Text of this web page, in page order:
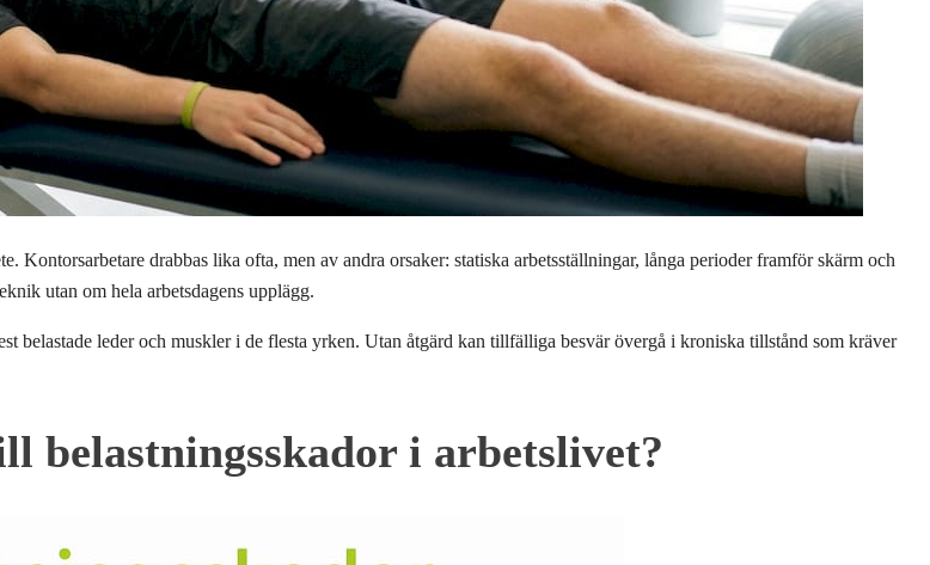
Kontorsarbetare drabbas lika ofta, men av andra orsaker: statiska arbetsställningar, långa perioder framför skärm och
utan om hela arbetsdagens upplägg.
belastade leder och muskler i de flesta yrken. Utan åtgärd kan tillfälliga besvär övergå i kroniska tillstånd som kräver
belastningsskador i arbetslivet?